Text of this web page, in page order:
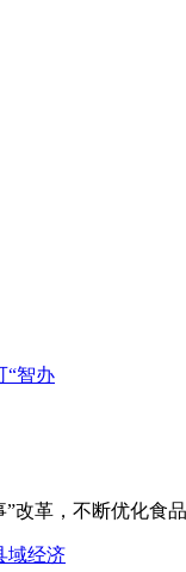
“智办
革，不断优化食
域经济